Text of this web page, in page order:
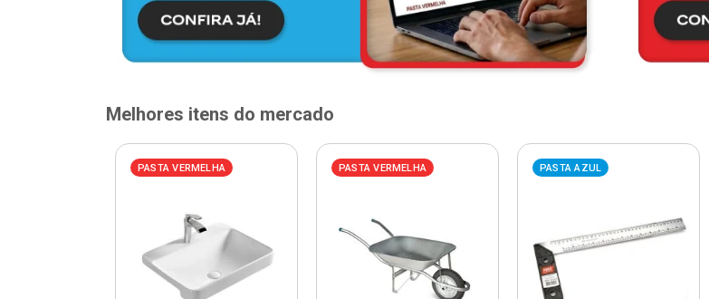
Melhores itens do mercado
PASTA VERMELHA PASTA VERMELHA PASTA AZUL